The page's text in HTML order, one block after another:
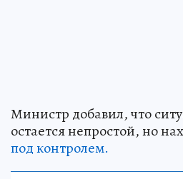
Министр добавил, что
остается непростой, но
под контролем.